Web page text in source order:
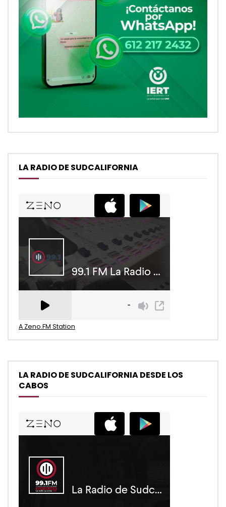
LA RADIO DE SUDCALIFORNIA
A Zeno.FM Station
LA RADIO DE SUDCALIFORNIA DESDE LOS
CABOS